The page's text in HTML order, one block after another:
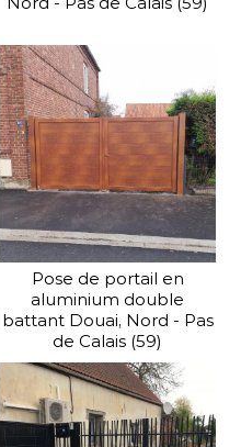
Pose de portail en
aluminium double
battant Douai, Nord - Pas
de Calais (59)